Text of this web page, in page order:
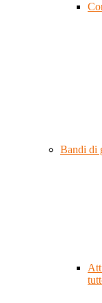
Bandi di